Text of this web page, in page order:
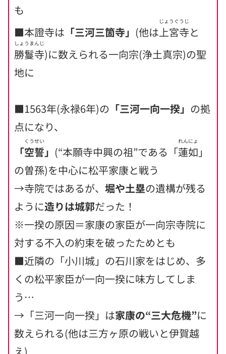
も
■本證寺は 「三河三箇寺」 (他は上宮寺
じょうぐうじ
と
勝鬘寺
しょうまんじ
)に数えられる一向宗(浄土真宗)の聖
地に
■1563年(永禄6年)の 「三河一向一揆」 の拠
点になり、
「空誓
くうせい
」 (“本願寺中興の祖”である「蓮如
れんにょ
」
の曽孫)を中心に松平家康と戦う
→寺院ではあるが、堀や土塁の遺構が残る
ように造りは城郭だった！
※一揆の原因＝家康の家臣が一向宗寺院に
対する不入の約束を破ったためとも
■近隣の「小川城」の石川家をはじめ、多
くの松平家臣が一向一揆に味方してしま
う…
→「三河一向一揆」は家康の“三大危機”に
数えられる(他は三方ヶ原の戦いと伊賀越